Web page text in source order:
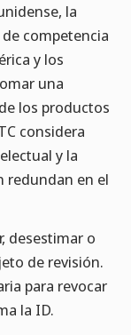
la
competencia
y los
una
los productos
considera
y la
redundan en el
desestimar o
de revisión.
para revocar
la ID.